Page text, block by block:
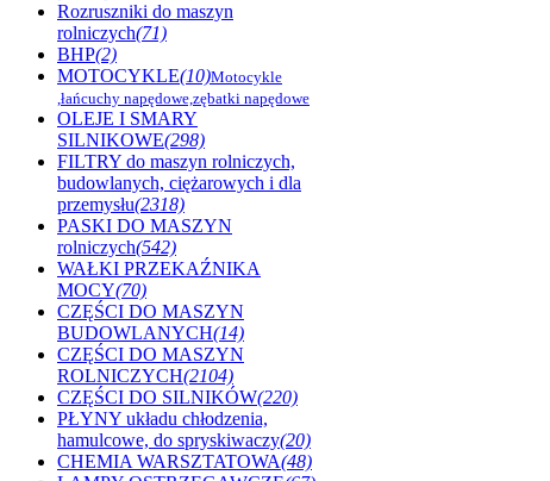
Rozruszniki do maszyn
rolniczych(71)
BHP(2)
MOTOCYKLE(10)Motocykle
,łańcuchy napędowe,zębatki napędowe
OLEJE I SMARY
SILNIKOWE(298)
FILTRY do maszyn rolniczych,
budowlanych, ciężarowych i dla
przemysłu(2318)
PASKI DO MASZYN
rolniczych(542)
WAŁKI PRZEKAŹNIKA
MOCY(70)
CZĘŚCI DO MASZYN
BUDOWLANYCH(14)
CZĘŚCI DO MASZYN
ROLNICZYCH(2104)
CZĘŚCI DO SILNIKÓW(220)
PŁYNY układu chłodzenia,
hamulcowe, do spryskiwaczy(20)
CHEMIA WARSZTATOWA(48)